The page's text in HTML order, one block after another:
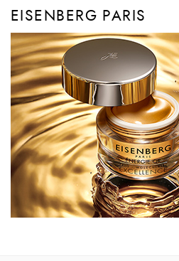
EISENBERG PARIS